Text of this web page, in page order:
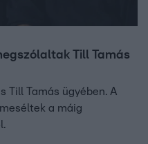
Till Tamás
Till Tamás ügyében. A
a máig